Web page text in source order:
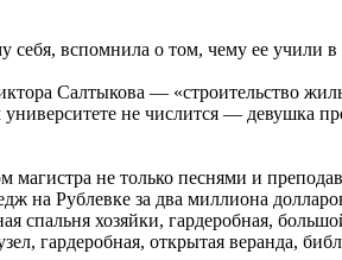
вспомнила о том, чему ее учили
Салтыкова — «строительство
не числится — девушка
не только песнями и
на Рублевке за два миллиона
спальня хозяйки, гардеробная,
гардеробная, открытая веранда,